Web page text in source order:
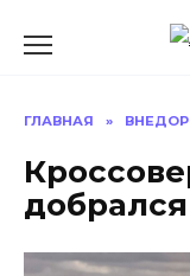
ГЛАВНАЯ »